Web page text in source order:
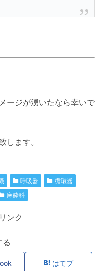
ージが湧いたなら幸いで
します。
呼吸器
循環器
麻酔科
ンク
る
はてブ